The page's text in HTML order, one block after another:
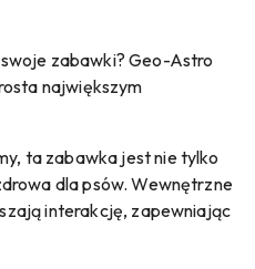
zabawki? Geo-Astro
największym
ta zabawka jest nie tylko
dla psów. Wewnętrzne
interakcję, zapewniając